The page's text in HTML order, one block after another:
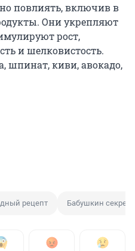
повлиять, включив в
Они укрепляют
рост,
и шелковистость.
шпинат, киви, авокадо,
рецепт Бабушкин секрет